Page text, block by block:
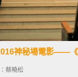
神秘場電影——《
蔡曉松